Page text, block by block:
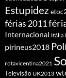
Estupidez
férias 2011
Internacional Itália
pirineus2018
rotavicentina2021
Televisão UK2013